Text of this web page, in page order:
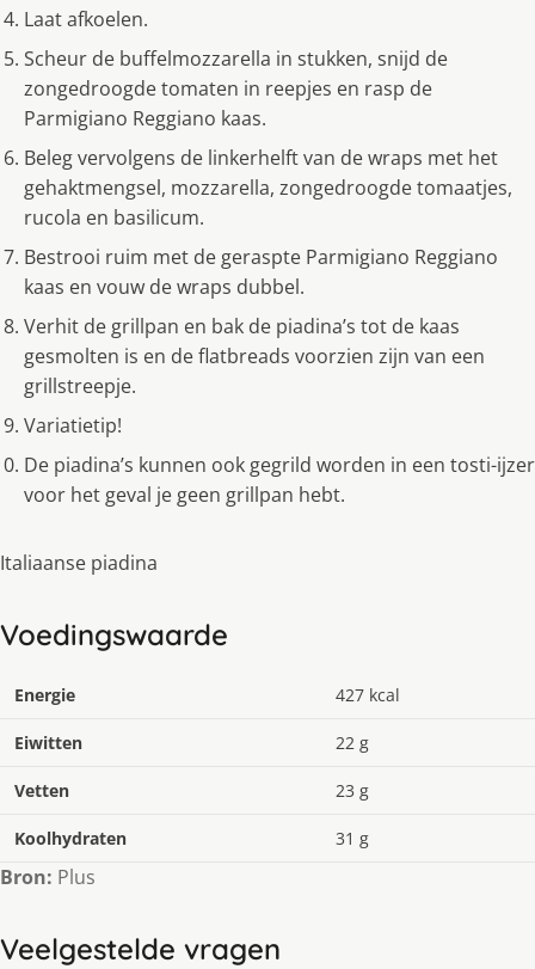
Laat afkoelen.
Scheur de buffelmozzarella in stukken, snijd de
zongedroogde tomaten in reepjes en rasp de
Parmigiano Reggiano kaas.
Beleg vervolgens de linkerhelft van de wraps met het
gehaktmengsel, mozzarella, zongedroogde tomaatjes,
rucola en basilicum.
Bestrooi ruim met de geraspte Parmigiano Reggiano
kaas en vouw de wraps dubbel.
Verhit de grillpan en bak de piadina’s tot de kaas
gesmolten is en de flatbreads voorzien zijn van een
grillstreepje.
Variatietip!
De piadina’s kunnen ook gegrild worden in een tosti-ijzer
voor het geval je geen grillpan hebt.
Italiaanse piadina
Voedingswaarde
Energie 427 kcal
Eiwitten 22 g
Vetten 23 g
Koolhydraten 31 g
Bron: Plus
Veelgestelde vragen